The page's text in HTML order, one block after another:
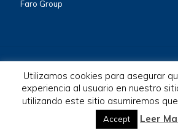
Faro Group
© 2026 BioscaBotey. All Rights
Utilizamos cookies para asegurar
experiencia al usuario en nuestro
utilizando este sitio asumiremos
Accept Leer